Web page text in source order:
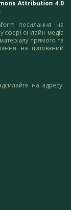
Attribution 4.0
посилання на
у сфері онлайн-медіа
прямого та
на цитований
на адресу: